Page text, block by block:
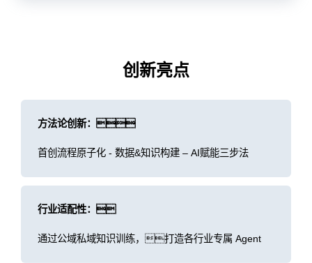
创新亮点
方法论创新：
首创流程原子化 - 数据&知识构建 – AI赋能三步法
行业适配性：
通过公域私域知识训练，打造各行业专属 Agent